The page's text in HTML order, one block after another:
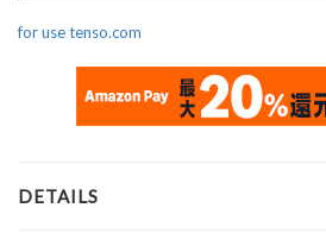
for use tenso.com
DETAILS